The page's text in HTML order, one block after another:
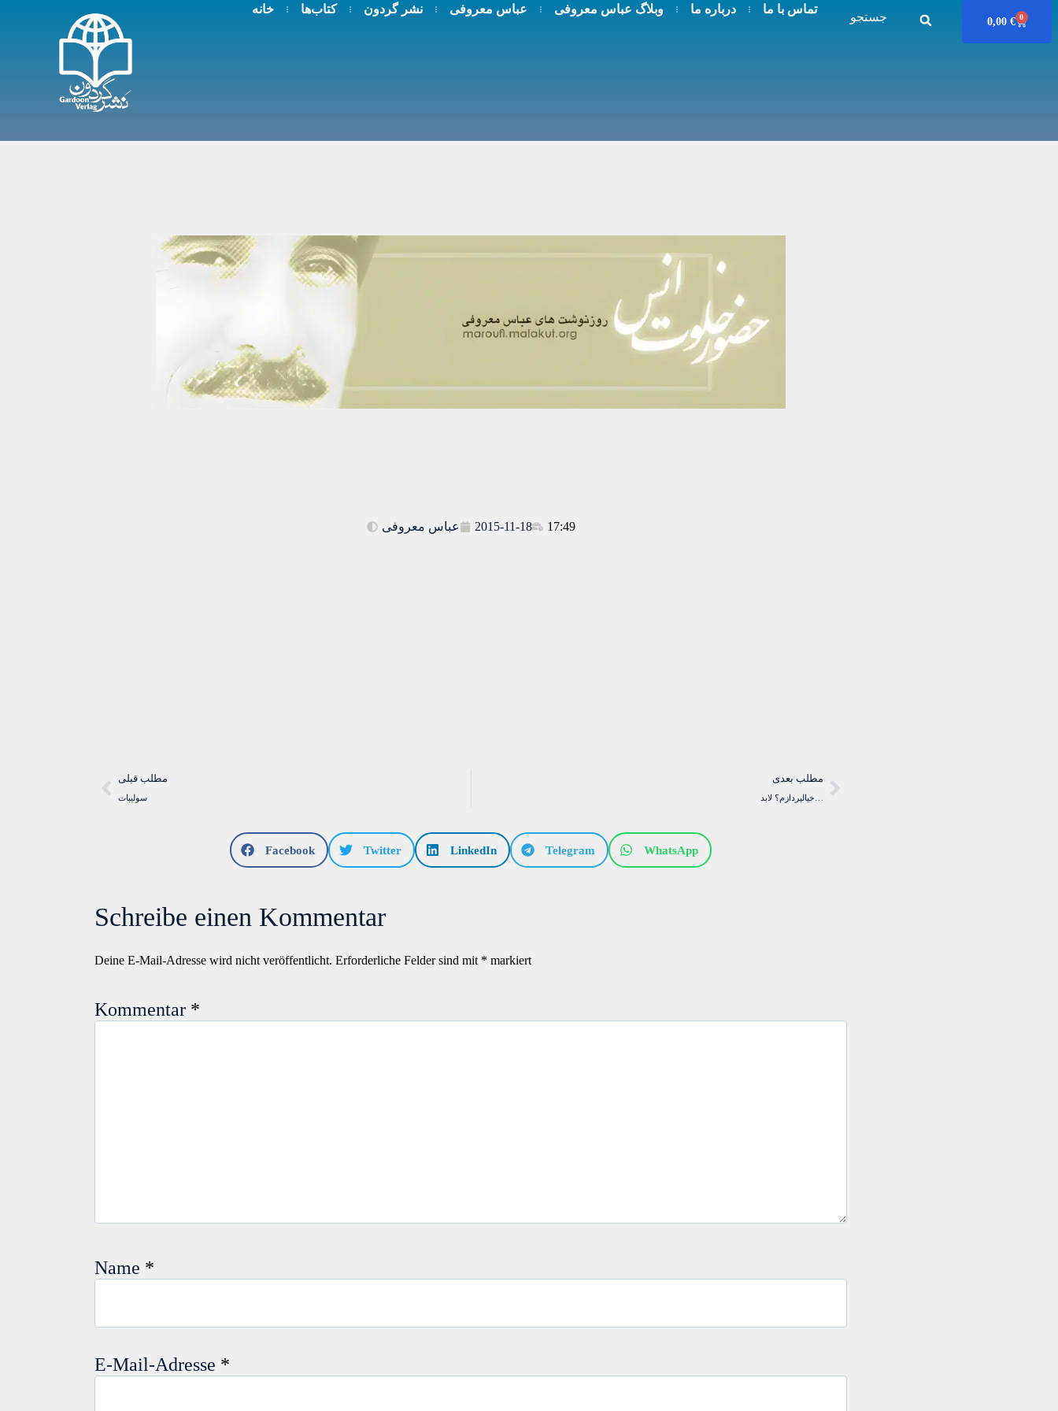
خانه کتاب‌ها نشر گردون عباس معروفی وبلاگ عباس معروفی درباره ما تماس با ما
جستجو 0,00 € 0
عباس معروفی 2015-11-18 17:49
مطلب قبلی
سولیبات
مطلب بعدی
Facebook Twitter LinkedIn Telegram WhatsApp
Schreibe einen Kommentar
Deine E-Mail-Adresse wird nicht veröffentlicht. Erforderliche Felder sind mit * markiert
Kommentar *
Name *
E-Mail-Adresse *